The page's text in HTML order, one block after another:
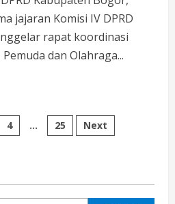
jajaran Komisi IV DPRD
rapat koordinasi
dan Olahraga...
Bogor
4 … 25 Next